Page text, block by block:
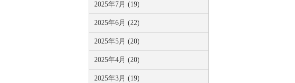
2025年7月 (19)
2025年6月 (22)
2025年5月 (20)
2025年4月 (20)
2025年3月 (19)